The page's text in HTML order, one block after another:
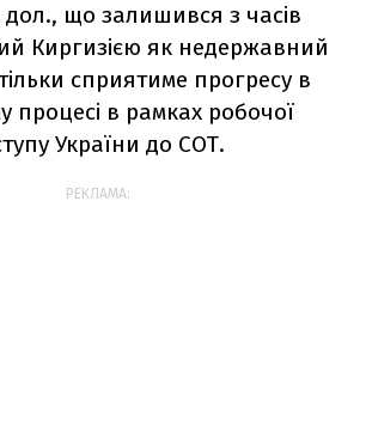
що залишився з часів
Киргизією як недержавний
сприятиме прогресу в
процесі в рамках робочої
України до СОТ.
РЕКЛАМА: